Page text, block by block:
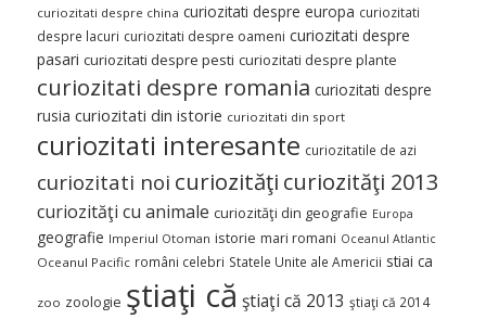
curiozitati despre china curiozitati despre europa curiozitati
despre lacuri curiozitati despre oameni curiozitati despre
pasari curiozitati despre pesti curiozitati despre plante
curiozitati despre romania curiozitati despre
rusia curiozitati din istorie curiozitati din sport
curiozitati interesante curiozitatile de azi
curiozitati noi curiozităţi curiozităţi 2013
curiozităţi cu animale curiozităţi din geografie Europa
geografie Imperiul Otoman istorie mari romani Oceanul Atlantic
Oceanul Pacific români celebri Statele Unite ale Americii stiai ca
zoo zoologie ştiaţi că ştiaţi că 2013 ştiaţi că 2014